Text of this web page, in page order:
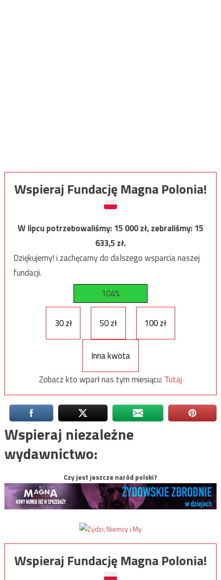
Wspieraj Fundację Magna Polonia!
W lipcu potrzebowaliśmy:15 000zł, zebraliśmy:15
633,5zł.
Dziękujemy! i zachęcamy do dalszego wsparcia naszej
fundacji.
104%
30 zł 50 zł 100 zł
Inna kwota
Zobacz kto wparł nas tym miesiącu: Tutaj
Wspieraj niezależne
wydawnictwo:
Czy jest jeszcze naród polski?
Wspieraj Fundację Magna Polonia!